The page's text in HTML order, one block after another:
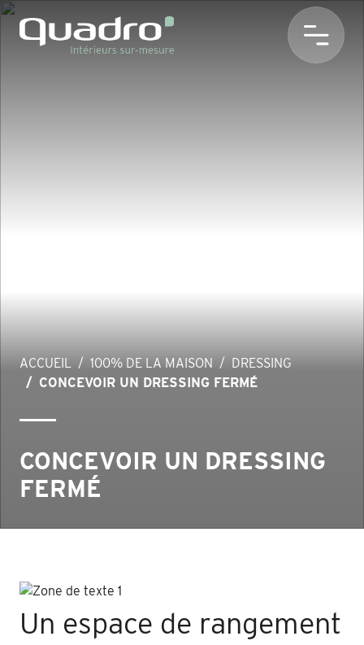
ACCUEIL 100% DE LA MAISON
DRESSING
CONCEVOIR UN DRESSING FERMÉ
CONCEVOIR UN DRESSING
FERMÉ
Un espace de rangement